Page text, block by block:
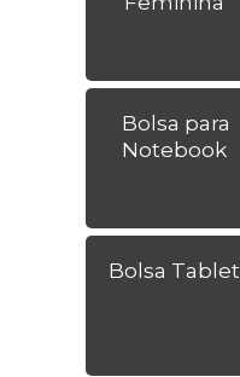
Bolsa para
Notebook
Bolsa Tablet